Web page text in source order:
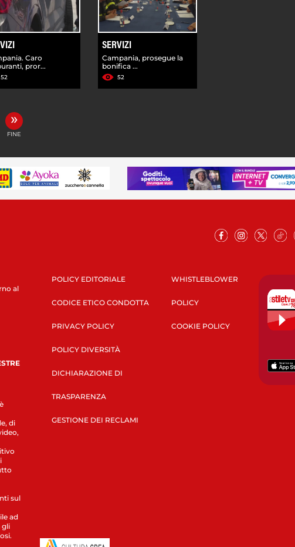
Caro
pror...
52
SERVIZI
Campania, prosegue la
bonifica ...
52
»
FINE
al
di
sul
ad
gli
POLICY EDITORIALE
CODICE ETICO CONDOTTA
PRIVACY POLICY
POLICY DIVERSITÀ
DICHIARAZIONE DI
TRASPARENZA
GESTIONE DEI RECLAMI
WHISTLEBLOWER
POLICY
COOKIE POLICY